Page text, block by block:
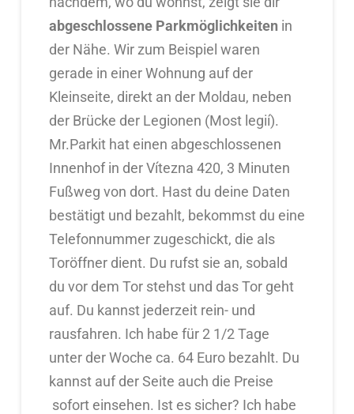
abgeschlossene Parkmöglichkeiten in
der Nähe. Wir zum Beispiel waren
gerade in einer Wohnung auf der
Kleinseite, direkt an der Moldau, neben
der Brücke der Legionen (Most legií).
Mr.Parkit hat einen abgeschlossenen
Innenhof in der Vítezna 420, 3 Minuten
Fußweg von dort. Hast du deine Daten
bestätigt und bezahlt, bekommst du eine
Telefonnummer zugeschickt, die als
Toröffner dient. Du rufst sie an, sobald
du vor dem Tor stehst und das Tor geht
auf. Du kannst jederzeit rein- und
rausfahren. Ich habe für 2 1/2 Tage
unter der Woche ca. 64 Euro bezahlt. Du
kannst auf der Seite auch die Preise
sofort einsehen. Ist es sicher? Ich habe